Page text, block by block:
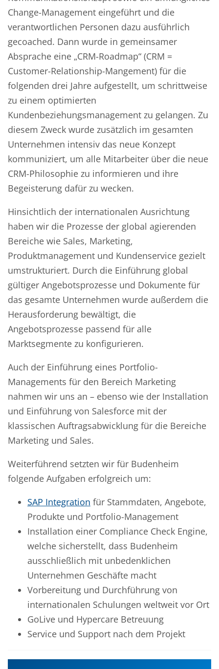
Change-Management eingeführt und die
verantwortlichen Personen dazu ausführlich
gecoached. Dann wurde in gemeinsamer
Absprache eine „CRM-Roadmap“ (CRM =
Customer-Relationship-Mangement) für die
folgenden drei Jahre aufgestellt, um schrittweise
zu einem optimierten
Kundenbeziehungsmanagement zu gelangen. Zu
diesem Zweck wurde zusätzlich im gesamten
Unternehmen intensiv das neue Konzept
kommuniziert, um alle Mitarbeiter über die neue
CRM-Philosophie zu informieren und ihre
Begeisterung dafür zu wecken.
Hinsichtlich der internationalen Ausrichtung
haben wir die Prozesse der global agierenden
Bereiche wie Sales, Marketing,
Produktmanagement und Kundenservice gezielt
umstrukturiert. Durch die Einführung global
gültiger Angebotsprozesse und Dokumente für
das gesamte Unternehmen wurde außerdem die
Herausforderung bewältigt, die
Angebotsprozesse passend für alle
Marktsegmente zu konfigurieren.
Auch der Einführung eines Portfolio-
Managements für den Bereich Marketing
nahmen wir uns an – ebenso wie der Installation
und Einführung von Salesforce mit der
klassischen Auftragsabwicklung für die Bereiche
Marketing und Sales.
Weiterführend setzten wir für Budenheim
folgende Aufgaben erfolgreich um:
SAP Integration für Stammdaten, Angebote,
Produkte und Portfolio-Management
Installation einer Compliance Check Engine,
welche sicherstellt, dass Budenheim
ausschließlich mit unbedenklichen
Unternehmen Geschäfte macht
Vorbereitung und Durchführung von
internationalen Schulungen weltweit vor Ort
GoLive und Hypercare Betreuung
Service und Support nach dem Projekt